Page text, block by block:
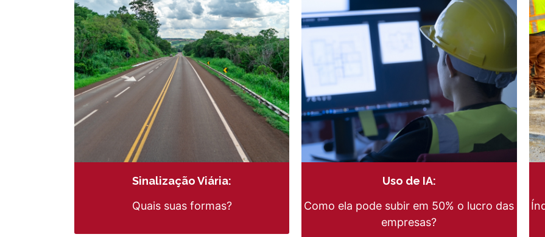
Sinalização Viária:
Quais suas formas?
Uso de IA:
Como ela pode subir em 50% o lucro das
empresas?